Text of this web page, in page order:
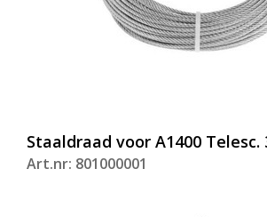
Staaldraad voor A1400 Telesc.
Art.nr: 801000001